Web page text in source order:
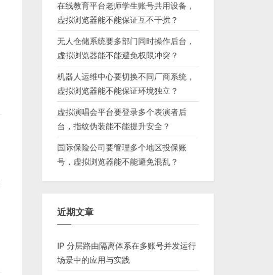
在线教育平台老师学生账号共用设备，
虚拟浏览器能不能保证互不干扰？
无人仓储系统要多部门同时操作后台，
虚拟浏览器能不能避免权限冲突？
机器人运维中心要切换不同厂商系统，
虚拟浏览器能不能保证环境独立？
虚拟演唱会平台要登录多个表演者后
台，指纹伪装能不能提升安全？
国际保险公司要管理多个地区投保账
号，虚拟浏览器能不能避免混乱？
近期文章
IP 分层路由隔离体系在多账号并发运行
场景中的应用与实践